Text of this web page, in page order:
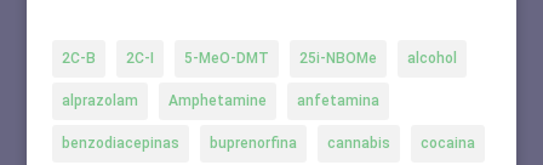
2C-B 2C-I 5-MeO-DMT 25i-NBOMe alcohol
alprazolam Amphetamine anfetamina
benzodiacepinas buprenorfina cannabis cocaina